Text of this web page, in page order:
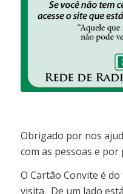
Obrigado por nos
com as pessoas e
O Cartão Convite é
visita. De um lado